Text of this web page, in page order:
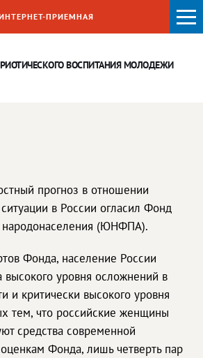
ВОСПИТАНИЯМОЛОДЕЖИ
ПРИЕМНАЯ
прогноз в отношении
в России огласил Фонд
(ЮНФПА).
Фонда, население России
высокого уровня осложнений в
и критически высокого уровня
тем, что российские женщины
средства современной
Фонда, лишь четверть пар